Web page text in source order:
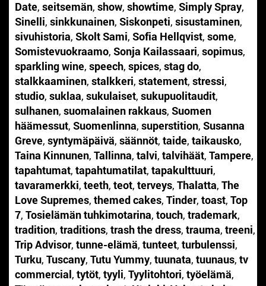
Date, seitsemän, show, showtime, Simply Spray,
Sinelli, sinkkunainen, Siskonpeti, sisustaminen,
sivuhistoria, Skolt Sami, Sofia Hellqvist, some,
Somistevuokraamo, Sonja Kailassaari, sopimus,
sparkling wine, speech, spices, stag do,
stalkkaaminen, stalkkeri, statement, stressi,
studio, suklaa, sukulaiset, sukupuolitaudit,
sulhanen, suomalainen rakkaus, Suomen
häämessut, Suomenlinna, superstition, Susanna
Greve, syntymäpäivä, säännöt, taide, taikausko,
Taina Kinnunen, Tallinna, talvi, talvihäät, Tampere,
tapahtumat, tapahtumatilat, tapakulttuuri,
tavaramerkki, teeth, teot, terveys, Thalatta, The
Love Supremes, themed cakes, Tinder, toast, Top
7, Tosielämän tuhkimotarina, touch, trademark,
tradition, traditions, trash the dress, trauma, treeni,
Trip Advisor, tunne-elämä, tunteet, turbulenssi,
Turku, Tuscany, Tutu Yummy, tuunata, tuunaus, tv
commercial, tytöt, tyyli, Tyylitohtori, työelämä,